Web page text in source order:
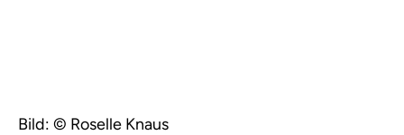
Bild: © Roselle Knaus